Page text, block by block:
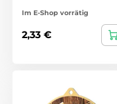
Im E-Shop vorrätig
2,33 €